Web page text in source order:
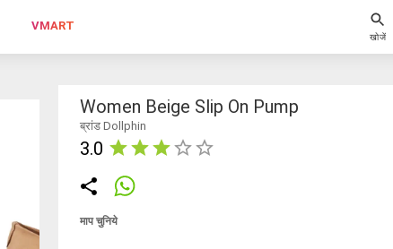
VMART
खोजें
Women Beige Slip On Pump
ब्रांड Dollphin
3.0
माप चुनिये